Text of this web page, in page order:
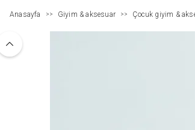
Anasayfa >> Giyim & aksesuar >> Çocuk giyim &